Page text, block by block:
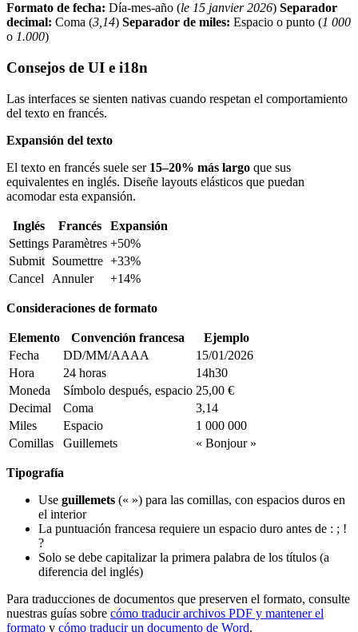
Formato de fecha: Día-mes-año (le 15 janvier 2026) Separador
decimal: Coma (3,14) Separador de miles: Espacio o punto (1 000
o 1.000)
Consejos de UI e i18n
Las interfaces se sienten nativas cuando respetan el comportamiento
del texto en francés.
Expansión del texto
El texto en francés suele ser 15–20% más largo que sus
equivalentes en inglés. Diseñe layouts elásticos que puedan
acomodar esta expansión.
Inglés Francés
Expansión
Settings Paramètres +50%
Submit Soumettre +33%
Cancel
Annuler +14%
Consideraciones de formato
Elemento Convención francesa
Ejemplo
Fecha
DD/MM/AAAA
15/01/2026
Hora
24 horas
14h30
Moneda
Símbolo después, espacio 25,00 €
Decimal
Coma
3,14
Miles
Espacio
1 000 000
Comillas
Guillemets « Bonjour »
Tipografía
Use guillemets (« ») para las comillas, con espacios duros en
el interior
La puntuación francesa requiere un espacio duro antes de : ; !
?
Solo se debe capitalizar la primera palabra de los títulos (a
diferencia del inglés)
Para traducciones de documentos que preserven el formato, consulte
nuestras guías sobre cómo traducir archivos PDF y mantener el
formato y cómo traducir un documento de Word.